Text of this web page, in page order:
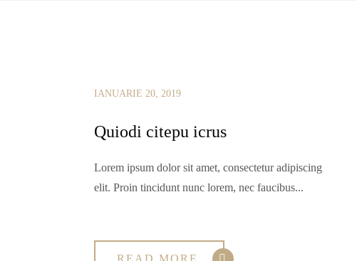
IANUARIE 20, 2019
Quiodi citepu icrus
Lorem ipsum dolor sit amet, consectetur adipiscing
elit. Proin tincidunt nunc lorem, nec faucibus...
READ MORE